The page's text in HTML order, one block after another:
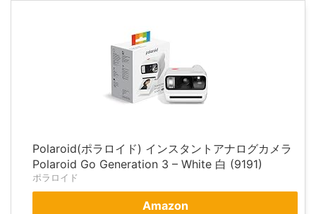
Polaroid(ポラロイド) インスタントアナログカメラ
Polaroid Go Generation 3 – White 白 (9191)
ポラロイド
Amazon